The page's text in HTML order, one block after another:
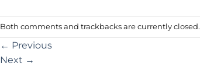
Both comments and trackbacks are currently closed.
← Previous
Next →